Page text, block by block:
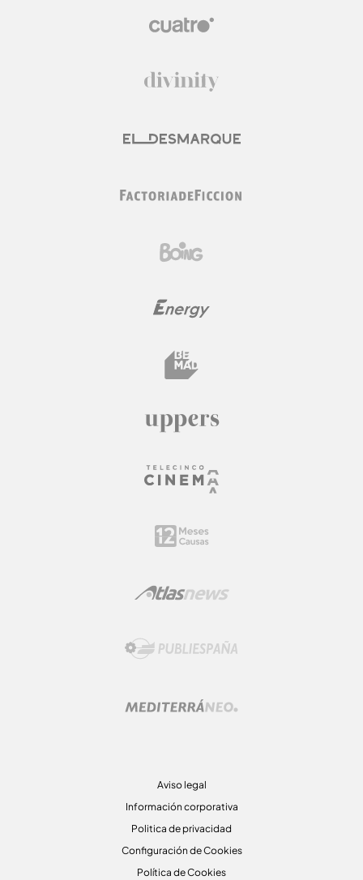
Aviso legal
Información corporativa
Politica de privacidad
Configuración de Cookies
Política de Cookies